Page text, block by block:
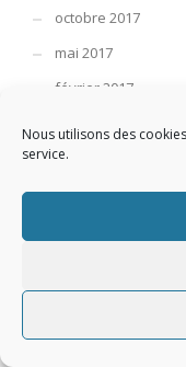
Nous utilisons des
service.
octobre 2017
mai 2017
février 2017
mai 2016
août 2015
COMMENTAIRES